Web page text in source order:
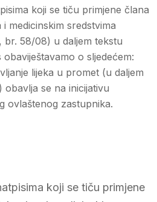
koji se tiču primjene člana
medicinskim sredstvima
br. 58/08) u daljem tekstu
o sljedećem:
lijeka u promet (u daljem
obavlja se na inicijativu
ovlaštenog zastupnika.
koji se tiču primjene